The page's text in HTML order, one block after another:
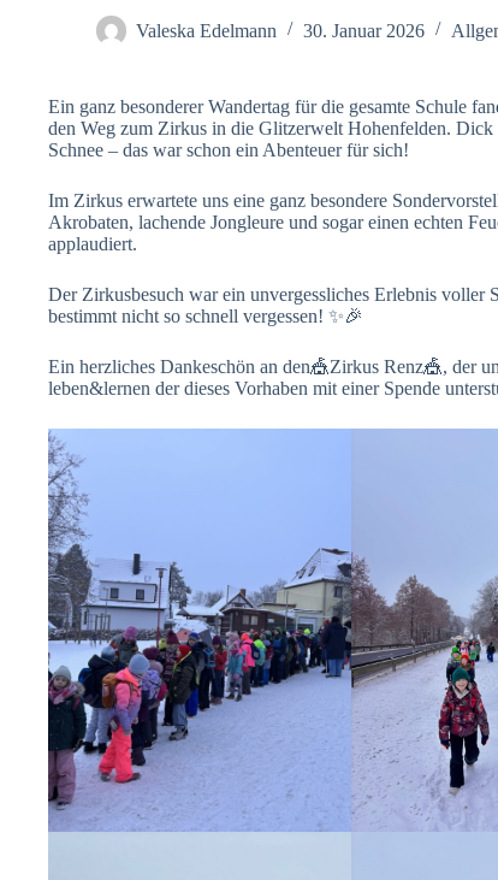
Valeska Edelmann 30. Januar 2026
Ein ganz besonderer Wandertag für die gesamte Schule
den Weg zum Zirkus in die Glitzerwelt Hohenfelden.
Schnee – das war schon ein Abenteuer für sich!
Im Zirkus erwartete uns eine ganz besondere
Akrobaten, lachende Jongleure und sogar einen echten
applaudiert.
Der Zirkusbesuch war ein unvergessliches Erlebnis voller
bestimmt nicht so schnell vergessen! ✨🎉
Ein herzliches Dankeschön an den🎪Zirkus Renz🎪, der
leben&lernen der dieses Vorhaben mit einer Spende